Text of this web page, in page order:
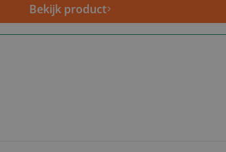
Bekijk product